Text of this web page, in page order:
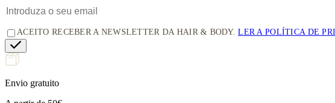
ACEITO RECEBER A NEWSLETTER DA HAIR & BODY.LER A POLÍTICA DE
Envio gratuito